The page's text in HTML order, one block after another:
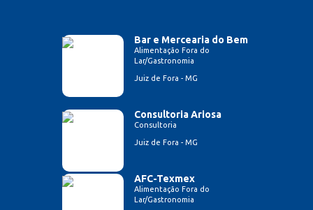
Bar e Mercearia do Bem
Alimentação Fora do
Lar/Gastronomia
Juiz de Fora - MG
Consultoria Ariosa
Consultoria
Juiz de Fora - MG
AFC-Texmex
Alimentação Fora do
Lar/Gastronomia